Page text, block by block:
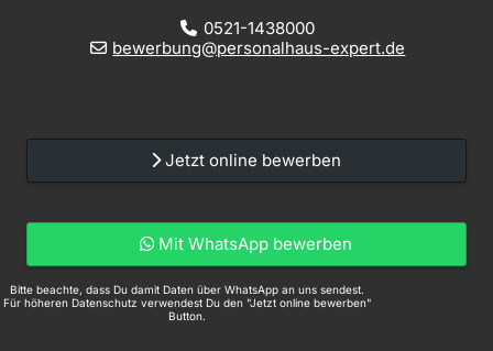
0521-1438000
bewerbung@personalhaus-expert.de
Jetzt online bewerben
Mit WhatsApp bewerben
Bitte beachte, dass Du damit Daten über WhatsApp an uns sendest.
Für höheren Datenschutz verwendest Du den "Jetzt online bewerben"
Button.